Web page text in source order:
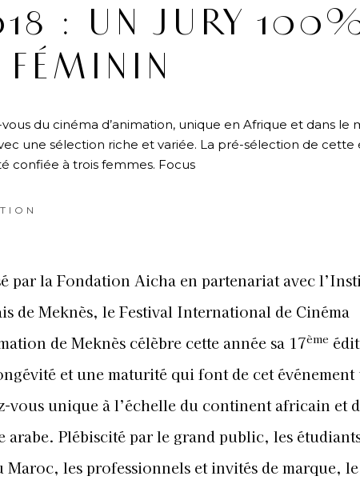
: UN JURY
FÉMININ
du cinéma d’animation, unique en Afrique et dans le
une sélection riche et variée. La pré-sélection de cette
confiée à trois femmes. Focus
par la Fondation Aicha en partenariat avec
de Meknès, le Festival International de Cinéma
de Meknès célèbre cette année sa 17ème
et une maturité qui font de cet événement
vous unique à l’échelle du continent africain et
arabe. Plébiscité par le grand public, les
Maroc, les professionnels et invités de marque,